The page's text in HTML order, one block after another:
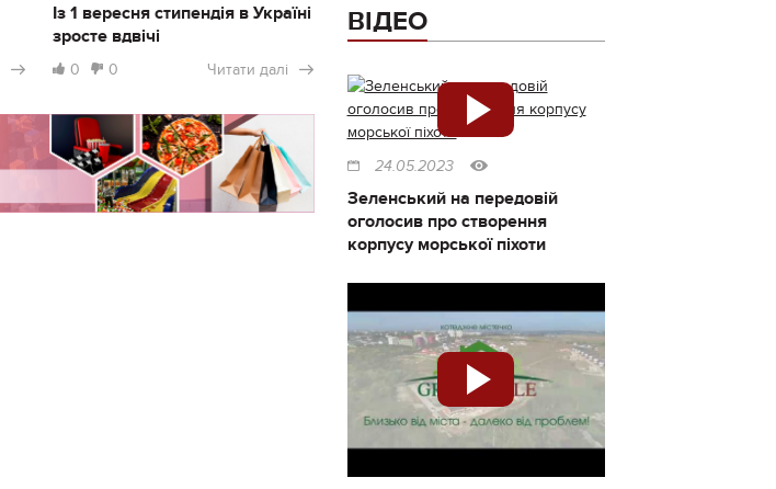
Із 1 вересня стипендія в Україні
зросте вдвічі
0 0 Читати далі
ВІДЕО
24.05.2023
Зеленський на передовій
оголосив про створення
корпусу морської піхоти